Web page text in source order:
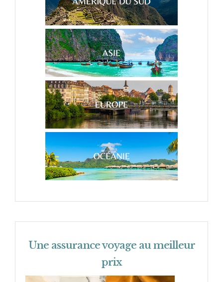
Une assurance voyage au meilleur
prix